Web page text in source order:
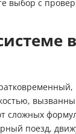
выбор с
сложных
поезд,